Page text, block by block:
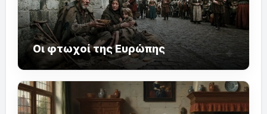
Οι φτωχοί της Ευρώπης